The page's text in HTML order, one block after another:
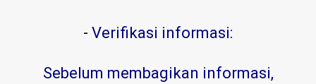
- Verifikasi informasi:
Sebelum membagikan informasi,